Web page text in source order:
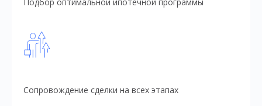
Сопровождение сделки на всех этапах